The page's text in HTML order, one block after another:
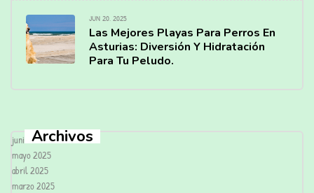
JUN 20, 2025
Las Mejores Playas Para Perros En
Asturias: Diversión Y Hidratación
Para Tu Peludo.
Archivos
junio 2025
mayo 2025
abril 2025
marzo 2025